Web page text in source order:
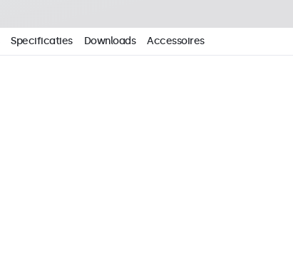
Specificaties Downloads Accessoires